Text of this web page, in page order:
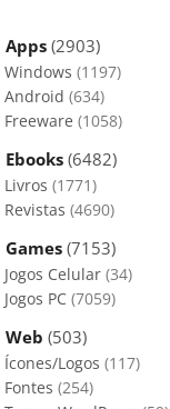
Apps(2903)
Windows (1197)
Android (634)
Freeware (1058)
Ebooks (6482)
Livros (1771)
Revistas (4690)
Games (7153)
Jogos Celular (34)
Jogos PC (7059)
Web (503)
Ícones/Logos (117)
Fontes (254)